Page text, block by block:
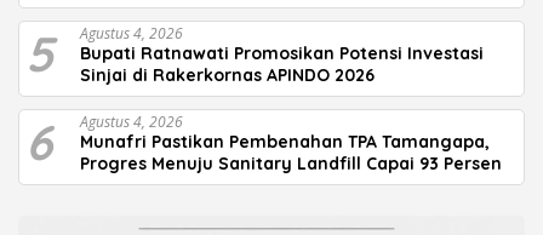
5 Agustus 4, 2026
Bupati Ratnawati Promosikan Potensi Investasi
Sinjai di Rakerkornas APINDO 2026
6 Agustus 4, 2026
Munafri Pastikan Pembenahan TPA Tamangapa,
Progres Menuju Sanitary Landfill Capai 93 Persen